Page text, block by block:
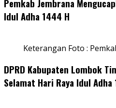
Pemkab Jembrana
Idul Adha 1444 H
Keterangan Foto :
DPRD Kabupaten Lombok
Selamat Hari Raya Idul Adha